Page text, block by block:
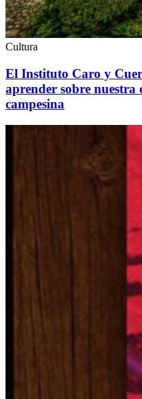
Cultura
El Instituto Caro y
aprender sobre
campesina